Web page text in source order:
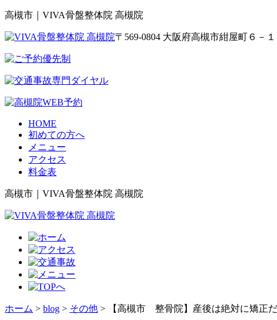
高槻市｜VIVA骨盤整体院 高槻院
〒569-0804 大阪府高槻市紺屋町６－
HOME
初めての方へ
メニュー
アクセス
料金表
高槻市｜VIVA骨盤整体院 高槻院
ホーム > blog > その他 > 【高槻市 整骨院】産後は絶対に矯正だ